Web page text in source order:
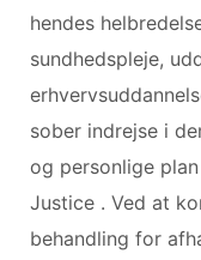
hendes
sundhedspleje,
sober indrejse i
og personlige
Justice . Ved at
behandling for